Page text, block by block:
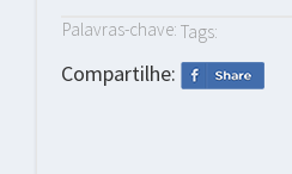
Palavras-chave: Tags:
Compartilhe: